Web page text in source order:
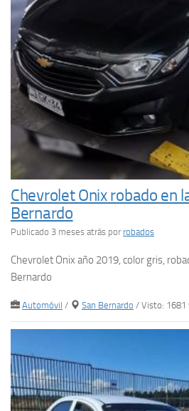
Chevrolet Onix robado en
Bernardo
Publicado 3 meses atrás por robados
Chevrolet Onix año 2019, color gris,
Bernardo
Automóvil / San Bernardo / Visto: 1681